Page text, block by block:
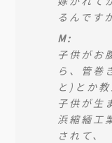
るんです
M:
子供がお
ら、管巻
と)とか教
子供が生
浜縮緬工
されて、